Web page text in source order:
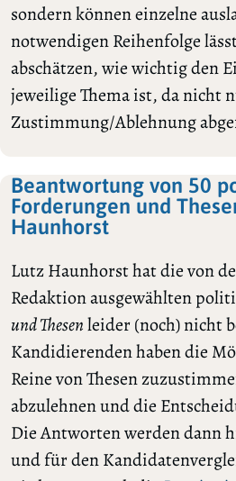
sondern können einzelne
notwendigen Reihenfolge
abschätzen, wie wichtig den
jeweilige Thema ist, da nicht
Zustimmung/Ablehnung
Beantwortung von 50
Forderungen und
Haunhorst
Lutz Haunhorst hat die von
Redaktion ausgewählten
und Thesenleider (noch) nicht
Kandidierenden haben die
Reine von Thesen
abzulehnen und die
Die Antworten werden dann
und für den